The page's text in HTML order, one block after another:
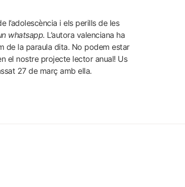
l’adolescència i els perills de les
whatsapp. L’autora valenciana ha
de la paraula dita. No podem estar
el nostre projecte lector anual! Us
27 de març amb ella.